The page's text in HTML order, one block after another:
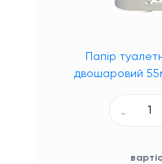
Папір
двошаровий
-